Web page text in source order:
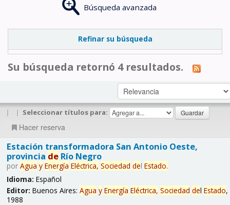
Búsqueda avanzada
Refinar su búsqueda
Su búsqueda retornó 4 resultados.
| | Seleccionar títulos para:
Hacer reserva
Estación transformadora San Antonio Oeste,
provincia deRío Negro
por Agua y Energía Eléctrica, Sociedad del Estado.
Idioma: Español
Editor: Buenos Aires: Agua y Energía Eléctrica, Sociedad del Estado,
1988